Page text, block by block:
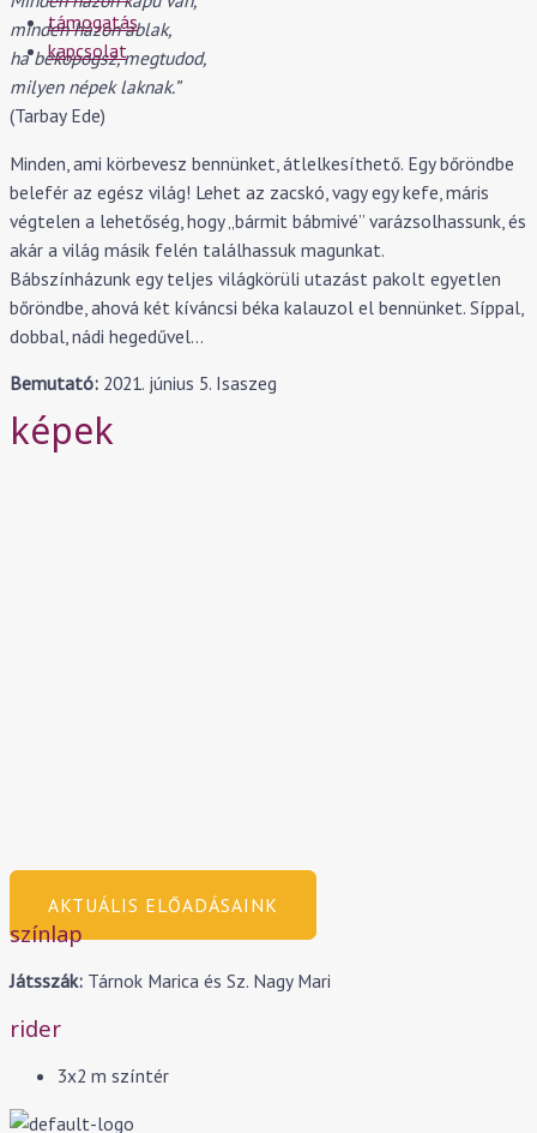
támogatás
kapcsolat
minden házon ablak,
ha bekopogsz, megtudod,
milyen népek laknak.”
(Tarbay Ede)
Minden, ami körbevesz bennünket, átlelkesíthető. Egy bőröndbe
belefér az egész világ! Lehet az zacskó, vagy egy kefe, máris
végtelen a lehetőség, hogy „bármit bábmivé” varázsolhassunk, és
akár a világ másik felén találhassuk magunkat.
Bábszínházunk egy teljes világkörüli utazást pakolt egyetlen
bőröndbe, ahová két kíváncsi béka kalauzol el bennünket. Síppal,
dobbal, nádi hegedűvel…
Bemutató: 2021. június 5. Isaszeg
képek
AKTUÁLIS ELŐADÁSAINK
színlap
Játsszák: Tárnok Marica és Sz. Nagy Mari
rider
3x2 m színtér